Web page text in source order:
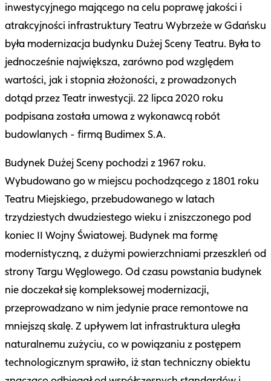
inwestycyjnego mającego na celu poprawę jakości i
atrakcyjności infrastruktury Teatru Wybrzeże w Gdańsku
była modernizacja budynku Dużej Sceny Teatru. Była to
jednocześnie największa, zarówno pod względem
wartości, jak i stopnia złożoności, z prowadzonych
dotąd przez Teatr inwestycji. 22 lipca 2020 roku
podpisana została umowa z wykonawcą robót
budowlanych - firmą Budimex S.A.
Budynek Dużej Sceny pochodzi z 1967 roku.
Wybudowano go w miejscu pochodzącego z 1801 roku
Teatru Miejskiego, przebudowanego w latach
trzydziestych dwudziestego wieku i zniszczonego pod
koniec II Wojny Światowej. Budynek ma formę
modernistyczną, z dużymi powierzchniami przeszkleń od
strony Targu Węglowego. Od czasu powstania budynek
nie doczekał się kompleksowej modernizacji,
przeprowadzano w nim jedynie prace remontowe na
mniejszą skalę. Z upływem lat infrastruktura uległa
naturalnemu zużyciu, co w powiązaniu z postępem
technologicznym sprawiło, iż stan techniczny obiektu